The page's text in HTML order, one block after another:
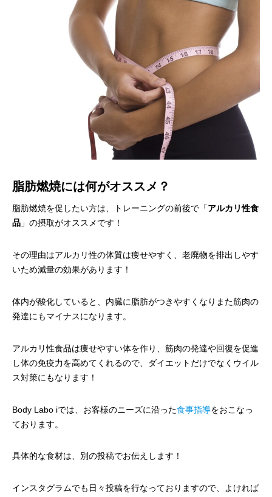
脂肪燃焼には何がオススメ？
脂肪燃焼を促したい方は、トレーニングの前後で「アルカリ性食
品 」の摂取がオススメです！
その理由はアルカリ性の体質は痩せやすく、老廃物を排出しやす
いため減量の効果があります！
体内が酸化していると、内臓に脂肪がつきやすくなりまた筋肉の
発達にもマイナスになります。
アルカリ性食品は痩せやすい体を作り、筋肉の発達や回復を促進
し体の免疫力を高めてくれるので、ダイエットだけでなくウイル
ス対策にもなります！
Body Labo iでは、お客様のニーズに沿った食事指導をおこなっ
ております。
具体的な食材は、別の投稿でお伝えします！
インスタグラムでも日々投稿を行なっておりますので、よければ